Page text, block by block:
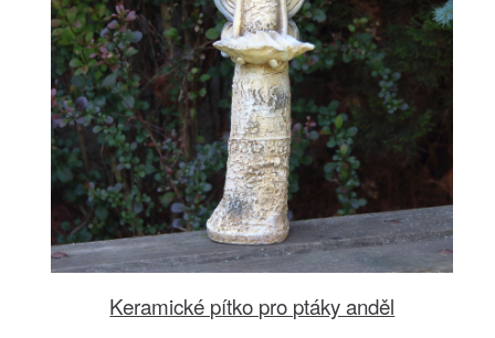
Keramické pítko pro ptáky anděl